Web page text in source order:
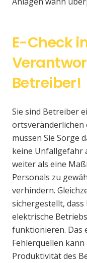
E-Check
Betreiber!
Sie sind Betreiber
ortsveränderlichen
müssen Sie Sorge
keine Unfallgefahr
weiter als eine
Personals zu
verhindern.
sichergestellt,
elektrische
funktionieren. Das
Fehlerquellen
Produktivität des